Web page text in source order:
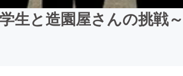
生と造園屋さんの挑戦～